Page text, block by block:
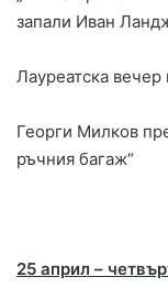
запали Иван
Лауреатска
Георги Милков
ръчния багаж“
25 април –